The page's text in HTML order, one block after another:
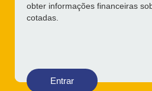
obter informações financeiras
cotadas.
Entrar